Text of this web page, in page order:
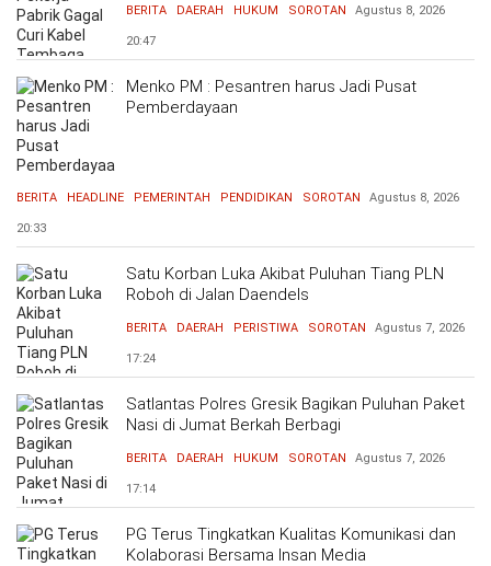
BERITA DAERAH HUKUM SOROTAN Agustus 8, 2026
20:47
Menko PM : Pesantren harus Jadi Pusat
Pemberdayaan
BERITA HEADLINE PEMERINTAH PENDIDIKAN SOROTAN Agustus 8, 2026
20:33
Satu Korban Luka Akibat Puluhan Tiang PLN
Roboh di Jalan Daendels
BERITA DAERAH PERISTIWA SOROTAN Agustus 7, 2026
17:24
Satlantas Polres Gresik Bagikan Puluhan Paket
Nasi di Jumat Berkah Berbagi
BERITA DAERAH HUKUM SOROTAN Agustus 7, 2026
17:14
PG Terus Tingkatkan Kualitas Komunikasi dan
Kolaborasi Bersama Insan Media